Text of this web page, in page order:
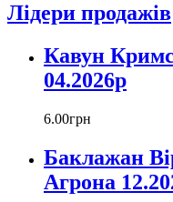
Лідери продажів
Кавун
04.2026р
6.00грн
Баклажан
Агрона